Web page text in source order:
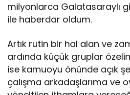
milyonlarca Galatasaraylı
ile haberdar oldum.
Artık rutin bir hal alan ve
ardında küçük gruplar
ise kamuoyu önünde açık
çalışma arkadaşlarıma ve